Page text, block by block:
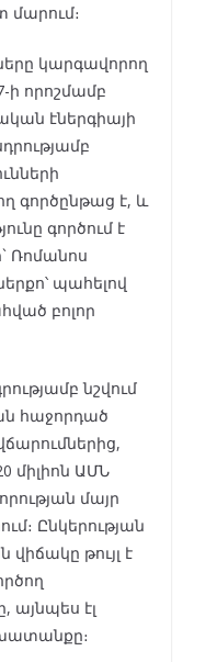
կարգավորող
ի որոշմամբ
էներգիայի
գործընթաց է, և
գործում է
Ռոմանոս
պահելով
բոլոր
նշվում
հաջորդած
միլիոն ԱՄՆ
մայր
Ընկերության
թույլ է
էլ